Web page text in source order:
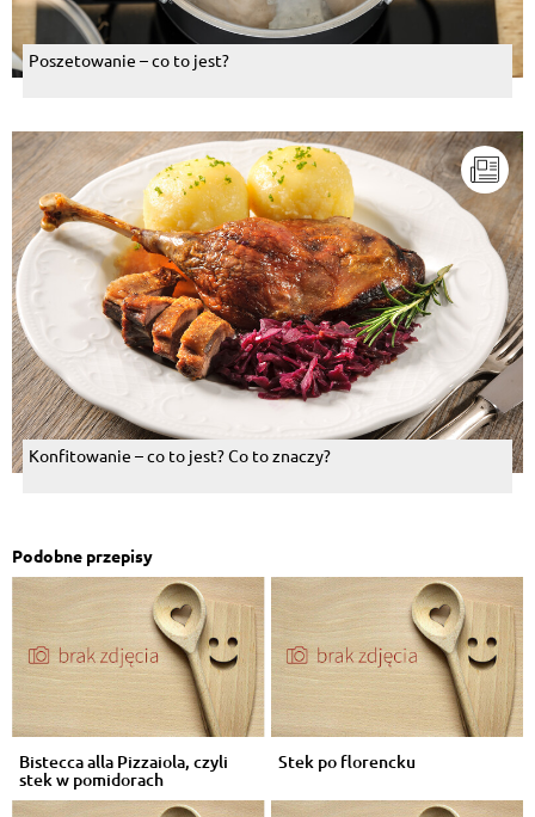
Poszetowanie – co to jest?
Konfitowanie – co to jest? Co to znaczy?
Podobne przepisy
Bistecca alla Pizzaiola, czyli
stek w pomidorach
Stek po florencku